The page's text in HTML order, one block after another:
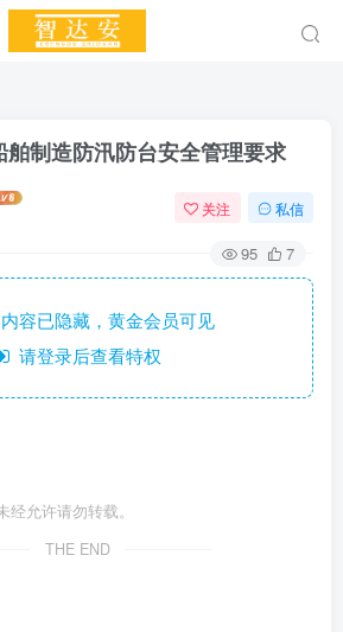
制造防汛防台安全管理要求
关注 私信
95 7
容已隐藏，黄金会员可见
请登录后查看特权
允许请勿转载。
THE END